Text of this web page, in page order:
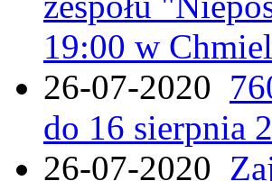
19:00 w
26-07-2020
do 16 sierpnia
26-07-2020